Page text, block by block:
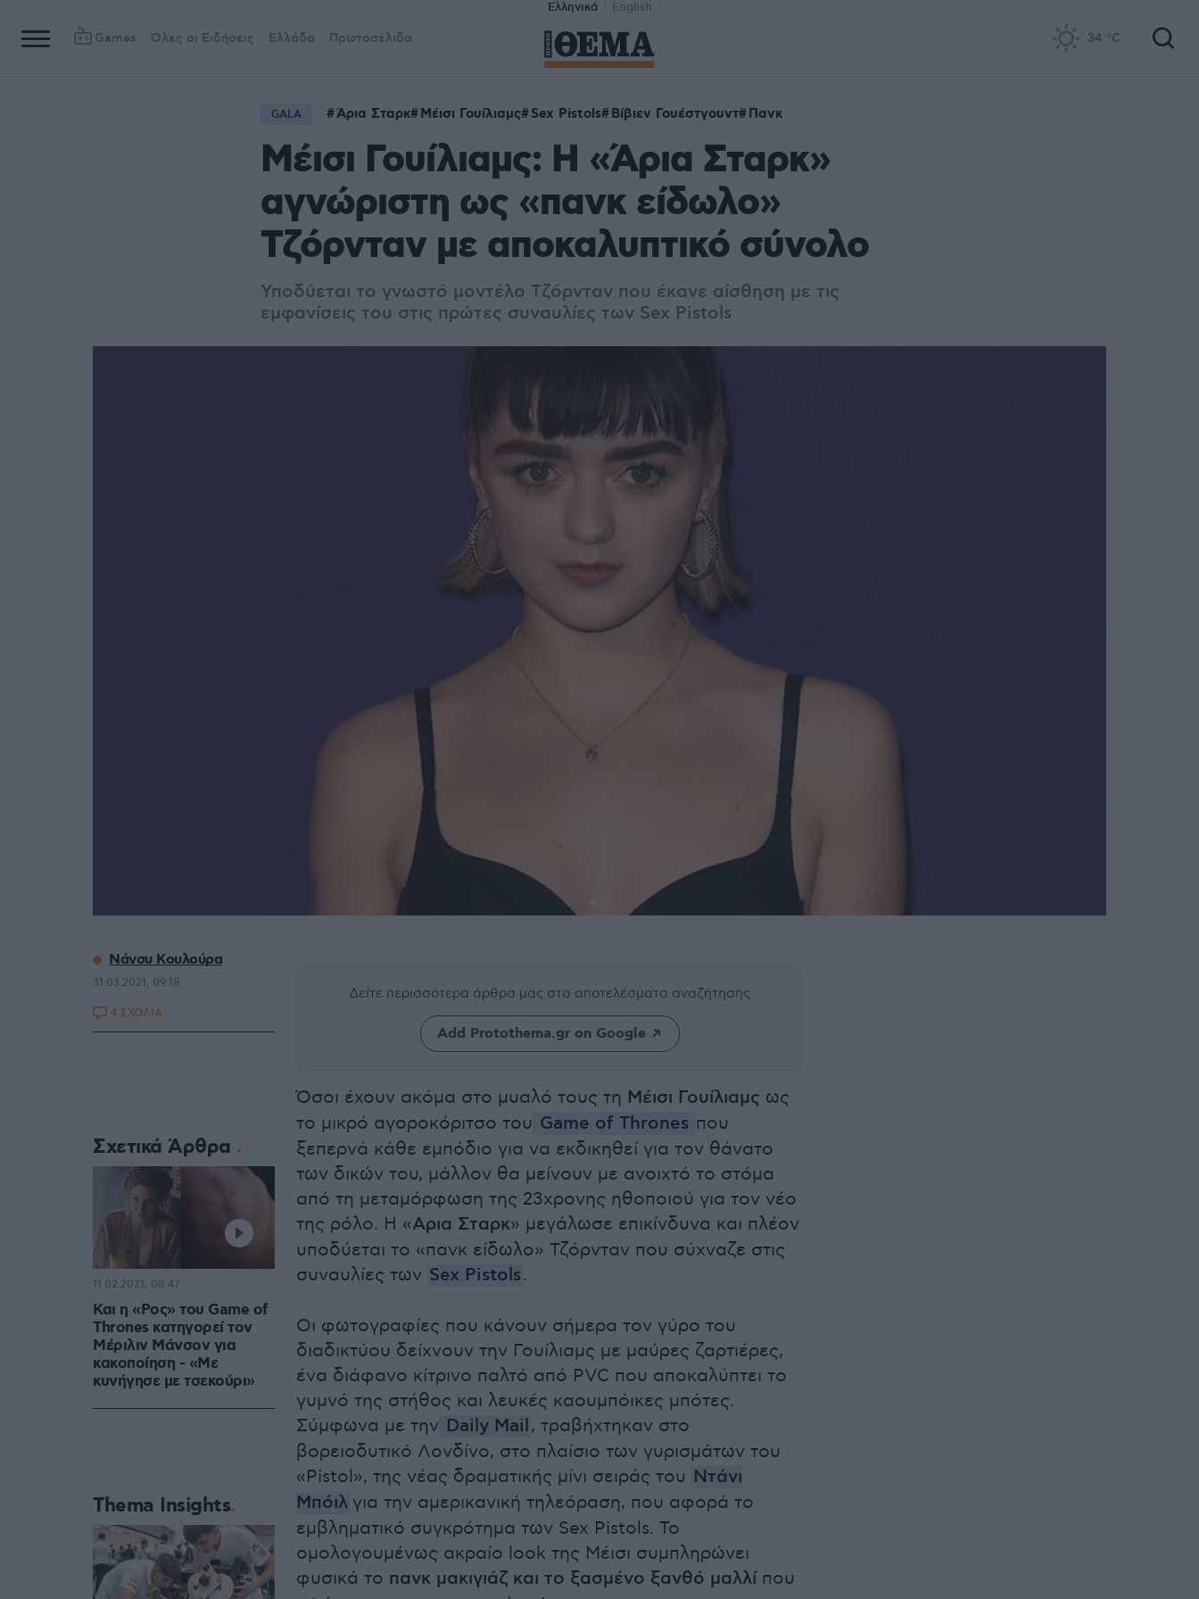
Ελληνικά English
Games Όλες οι Ειδήσεις Ελλάδα Πρωτοσέλιδα 34 °C
GALA Άρια Σταρκ Μέισι Γουίλιαμς Sex Pistols Βίβιεν Γουέστγουντ Πανκ
Μέισι Γουίλιαμς: Η «Άρια Σταρκ»
αγνώριστη ως «πανκ είδωλο»
Τζόρνταν με αποκαλυπτικό σύνολο
Υποδύεται το γνωστό μοντέλο Τζόρνταν που έκανε αίσθηση με τις
εμφανίσεις του στις πρώτες συναυλίες των Sex Pistols
Δείτε περισσότερα άρθρα μας στα αποτελέσματα αναζήτησης
Add Protothema.gr on Google
Όσοι έχουν ακόμα στο μυαλό τους τη Μέισι Γουίλιαμς ως
το μικρό αγοροκόριτσο του Game of Thrones που
ξεπερνά κάθε εμπόδιο για να εκδικηθεί για τον θάνατο
των δικών του, μάλλον θα μείνουν με ανοιχτό το στόμα
από τη μεταμόρφωση της 23χρονης ηθοποιού για τον νέο
της ρόλο. Η «Αρια Σταρκ» μεγάλωσε επικίνδυνα και πλέον
υποδύεται το «πανκ είδωλο» Τζόρνταν που σύχναζε στις
συναυλίες των Sex Pistols.
Oι φωτογραφίες που κάνουν σήμερα τον γύρο του
διαδικτύου δείχνουν την Γουίλιαμς με μαύρες ζαρτιέρες,
ένα διάφανο κίτρινο παλτό από PVC που αποκαλύπτει το
γυμνό της στήθος και λευκές καουμπόικες μπότες.
Σύμφωνα με την Daily Mail, τραβήχτηκαν στο
βορειοδυτικό Λονδίνο, στο πλαίσιο των γυρισμάτων του
«Pistol», της νέας δραματικής μίνι σειράς του Ντάνι
Μπόιλ για την αμερικανική τηλεόραση, που αφορά το
εμβληματικό συγκρότημα των Sex Pistols. To
ομολογουμένως ακραίο look της Μέισι συμπληρώνει
φυσικά το πανκ μακιγιάζ και το ξασμένο ξανθό μαλλίπου
Νάνσυ Κουλούρα
31.03.2021, 09:18
4 ΣΧΟΛΙΑ
Σχετικά Άρθρα
Και η «Ρος» του Game of
Thrones κατηγορεί τον
Μέριλιν Μάνσον για
κακοποίηση - «Με
κυνήγησε με τσεκούρι»
11.02.2021, 08:47
Thema Insights